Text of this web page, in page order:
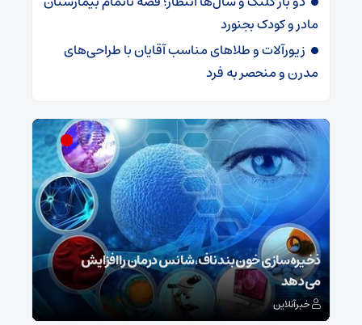
مادر و کودک بجنورد
زیورآلات و طلاهای مناسب آقایان با طراحی‌های
مدرن و منحصر به فرد
ذخیره‌سازی خون بند ناف، شانس درمان را افزایش
می‌دهد
خبرآنلاین